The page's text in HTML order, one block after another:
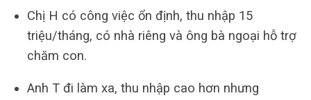
Chị H có công việc ổn định, thu nhập 15
triệu/tháng, có nhà riêng và ông bà ngoại hỗ trợ
chăm con.
Anh T đi làm xa, thu nhập cao hơn nhưng